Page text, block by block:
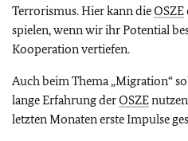
Terrorismus. Hier kann dieOSZE
spielen, wenn wir ihr Potential
Kooperation vertiefen.
Auch beim Thema „Migration“
lange Erfahrung derOSZE
letzten Monaten erste Impulse